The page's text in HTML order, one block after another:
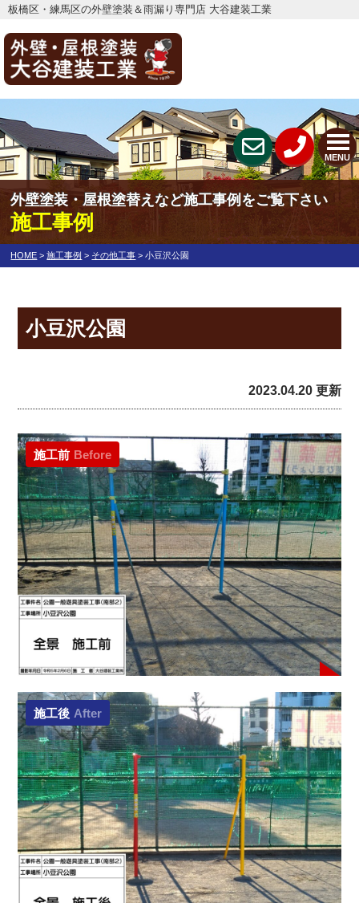
板橋区・練馬区の外壁塗装＆雨漏り専門店 大谷建装工業
MENU
外壁塗装・屋根塗替えなど施工事例をご覧下さい
施工事例
HOME >施工事例 > その他工事 >小豆沢公園
小豆沢公園
2023.04.20 更新
施工前 Before
施工後 After